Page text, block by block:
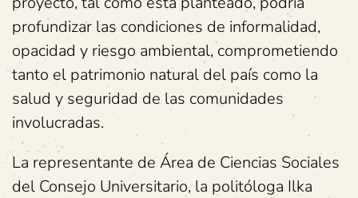
profundizar las condiciones de informalidad,
opacidad y riesgo ambiental, comprometiendo
tanto el patrimonio natural del país como la
salud y seguridad de las comunidades
involucradas.
La representante de Área de Ciencias Sociales
del Consejo Universitario, la politóloga Ilka